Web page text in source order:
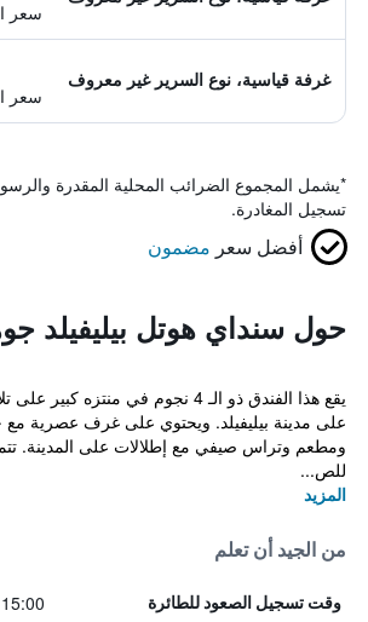
سعر
غرفة قياسية، نوع السرير غير معروف
سعر
*يشمل المجموع الضرائب المحلية المقدرة
تسجيل المغادرة.
أفضل سعر مضمون
حول سنداي هوتل بيليفيلد
يقع هذا الفندق ذو الـ 4 نجوم في منتزه
على مدينة بيليفيلد. ويحتوي على غرف عصرية مع
ومطعم وتراس صيفي مع إطلالات على المدينة.
للص...
المزيد
من الجيد أن تعلم
وقت تسجيل الصعود للطائرة 15:00